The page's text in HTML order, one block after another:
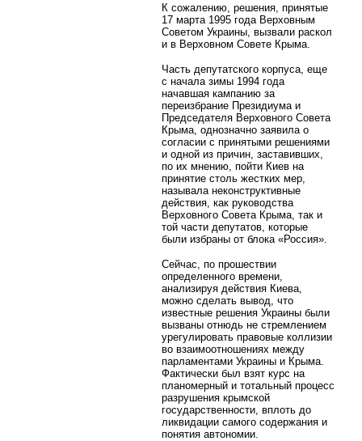
К сожалению, решения, принятые
17 марта 1995 года Верховным
Советом Украины, вызвали раскол
и в Верховном Совете Крыма.
Часть депутатского корпуса, еще
с начала зимы 1994 года
начавшая кампанию за
переизбрание Президиума и
Председателя Верховного Совета
Крыма, однозначно заявила о
согласии с принятыми решениями
и одной из причин, заставивших,
по их мнению, пойти Киев на
принятие столь жестких мер,
называла неконструктивные
действия, как руководства
Верховного Совета Крыма, так и
той части депутатов, которые
были избраны от блока «Россия».
Сейчас, по прошествии
определенного времени,
анализируя действия Киева,
можно сделать вывод, что
известные решения Украины были
вызваны отнюдь не стремлением
урегулировать правовые коллизии
во взаимоотношениях между
парламентами Украины и Крыма.
Фактически был взят курс на
планомерный и тотальный процесс
разрушения крымской
государственности, вплоть до
ликвидации самого содержания и
понятия автономии.